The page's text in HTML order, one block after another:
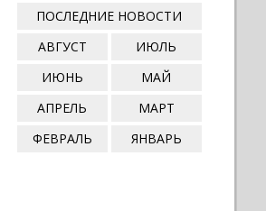
ПОСЛЕДНИЕ НОВОСТИ
АВГУСТ
ИЮЛЬ
ИЮНЬ
МАЙ
АПРЕЛЬ
МАРТ
ФЕВРАЛЬ
ЯНВАРЬ